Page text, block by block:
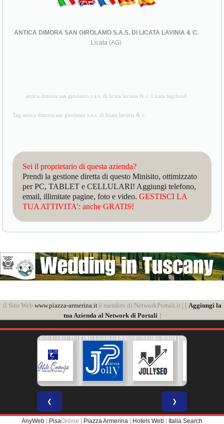
ANTICA DIMORA SAN GIROLAMO S.A.S. DI LICATA LAVINIA & C.
Licata (AG)
antica dimora san girolamo s.a.s. di licata lavinia & c. Licata tagcloud
Tag antica dimora san girolamo s.a.s. di licata lavinia & c.
Sei il proprietario di questa azienda?
Prendi la gestione diretta di questo Minisito, ottimizzato
per PC, TABLET e CELLULARI! Aggiungi telefono,
email, illimitate pagine, foto e video.GESTISCI LA
TUA ATTIVITA': anche GRATIS!
il Sito Web www.piazza-armerina.itè membro di NetworkPortali.it | [ Aggiungi la
tua Azienda al Network di Portali ]
❮ ❯
AnyWeb | PisaOnline | Piazza Armerina | Hotels Web | Italia Search